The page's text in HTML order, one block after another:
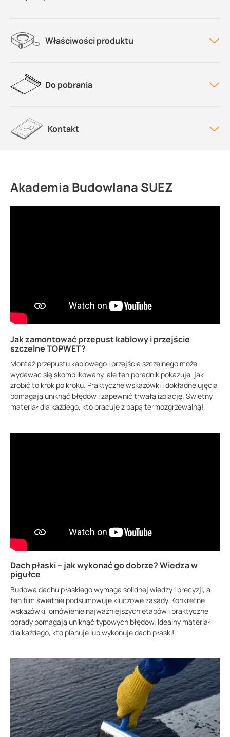
Właściwości produktu
Do pobrania
Kontakt
Akademia Budowlana SUEZ
Jak zamontować przepust kablowy i przejście
szczelne TOPWET?
Montaż przepustu kablowego i przejścia szczelnego może
wydawać się skomplikowany, ale ten poradnik pokazuje, jak
zrobić to krok po kroku. Praktyczne wskazówki i dokładne ujęcia
pomagają uniknąć błędów i zapewnić trwałą izolację. Świetny
materiał dla każdego, kto pracuje z papą termozgrzewalną!
Dach płaski – jak wykonać go dobrze? Wiedza w
pigułce
Budowa dachu płaskiego wymaga solidnej wiedzy i precyzji, a
ten film świetnie podsumowuje kluczowe zasady. Konkretne
wskazówki, omówienie najważniejszych etapów i praktyczne
porady pomagają uniknąć typowych błędów. Idealny materiał
dla każdego, kto planuje lub wykonuje dach płaski!